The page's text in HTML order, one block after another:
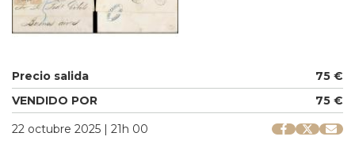
Precio salida
75 €
VENDIDO POR
75 €
22 octubre 2025 | 21h 00